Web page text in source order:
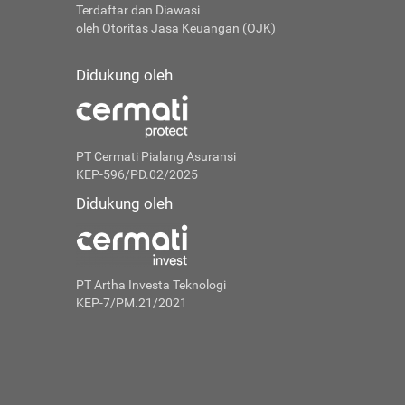
Terdaftar dan Diawasi
oleh Otoritas Jasa Keuangan (OJK)
Didukung oleh
PT Cermati Pialang Asuransi
KEP-596/PD.02/2025
Didukung oleh
PT Artha Investa Teknologi
KEP-7/PM.21/2021